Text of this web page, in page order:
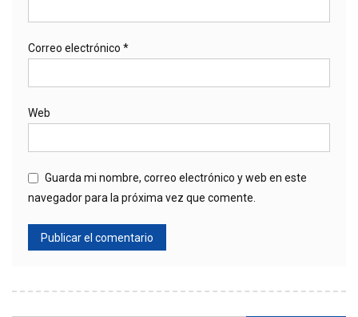
Correo electrónico *
Web
Guarda mi nombre, correo electrónico y web en este
navegador para la próxima vez que comente.